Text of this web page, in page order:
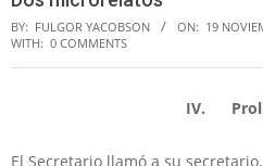
BY: FULGOR YACOBSON ON: 19
WITH: 0 COMMENTS
IV.
El Secretario llamó a su